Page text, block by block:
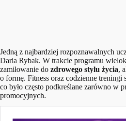
Jedną z najbardziej rozpoznawalnych
Daria Rybak. W trakcie programu
zamiłowanie do zdrowego stylu życia,
o formę. Fitness oraz codzienne
co było często podkreślane zarówno w
promocyjnych.